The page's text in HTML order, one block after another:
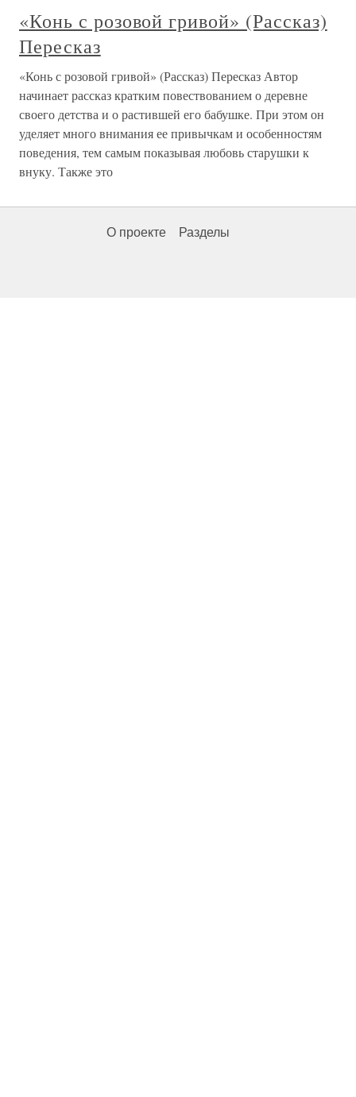
«Конь с розовой гривой» (Рассказ)
Пересказ
«Конь с розовой гривой» (Рассказ) Пересказ Автор
начинает рассказ кратким повествованием о деревне
своего детства и о растившей его бабушке. При этом он
уделяет много внимания ее привычкам и особенностям
поведения, тем самым показывая любовь старушки к
внуку. Также это
О проекте Разделы